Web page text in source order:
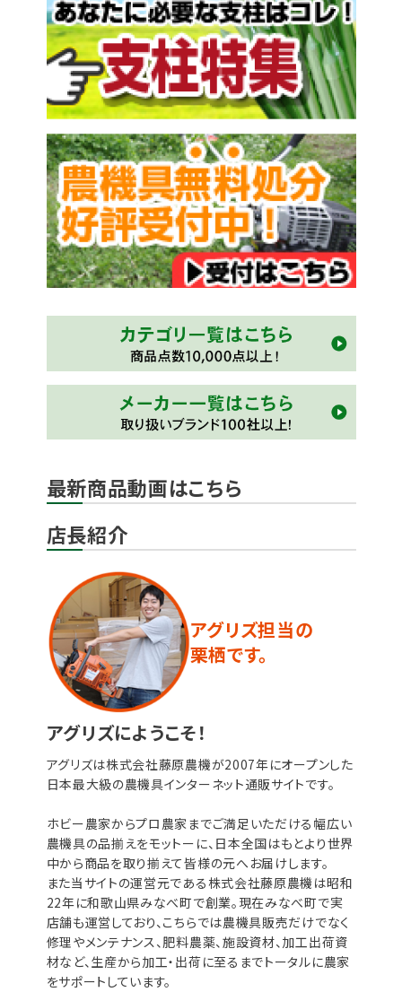
最新商品動画はこちら
店長紹介
アグリズ担当の
栗栖です。
アグリズにようこそ！
アグリズは株式会社藤原農機が2007年にオープンした
日本最大級の農機具インターネット通販サイトです。
ホビー農家からプロ農家までご満足いただける幅広い
農機具の品揃えをモットーに、日本全国はもとより世界
中から商品を取り揃えて皆様の元へお届けします。
また当サイトの運営元である株式会社藤原農機は昭和
22年に和歌山県みなべ町で創業。現在みなべ町で実
店舗も運営しており、こちらでは農機具販売だけでなく
修理やメンテナンス、肥料農薬、施設資材、加工出荷資
材など、生産から加工・出荷に至るまでトータルに農家
をサポートしています。